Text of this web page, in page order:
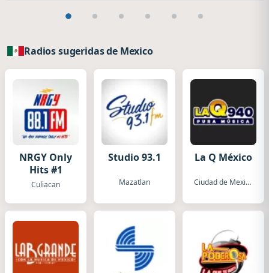
Radios sugeridas de Mexico
NRGY Only
Hits #1
Culiacan
Studio 93.1
Mazatlan
La Q México
Ciudad de Mexico